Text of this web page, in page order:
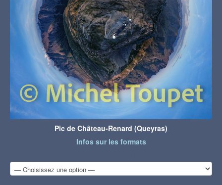
Pic de Château-Renard (Queyras)
Infos sur les formats